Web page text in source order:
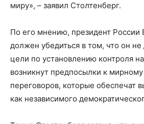
миру», – заявил Столтенберг.
По его мнению, президент России
должен убедиться в том, что он не
цели по установлению контроля
возникнут предпосылки к
переговоров, которые обеспечат
как независимого